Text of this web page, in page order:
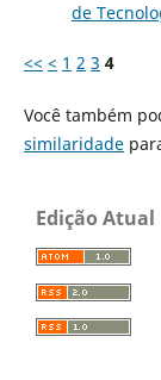
de
<< < 1 2 3 4
Você também
similaridade
Edição Atual